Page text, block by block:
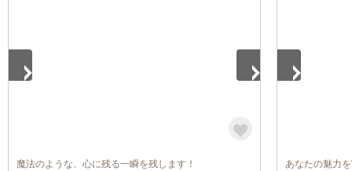
魔法のような、心に残る一瞬を残します！ あなたの魅力